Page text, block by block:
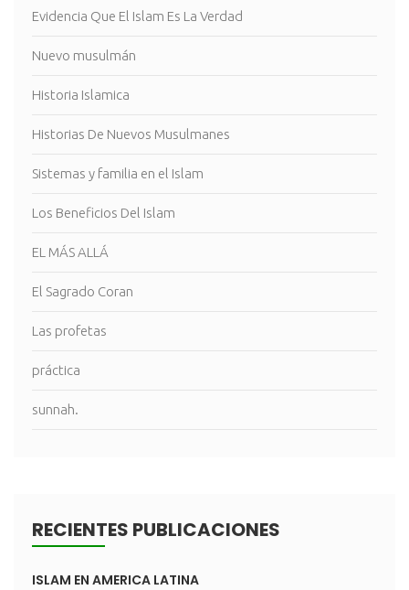
Evidencia Que El Islam Es La Verdad
Nuevo musulmán
Historia Islamica
Historias De Nuevos Musulmanes
Sistemas y familia en el Islam
Los Beneficios Del Islam
EL MÁS ALLÁ
El Sagrado Coran
Las profetas
práctica
sunnah.
RECIENTES PUBLICACIONES
ISLAM EN AMÉRICA LATINA